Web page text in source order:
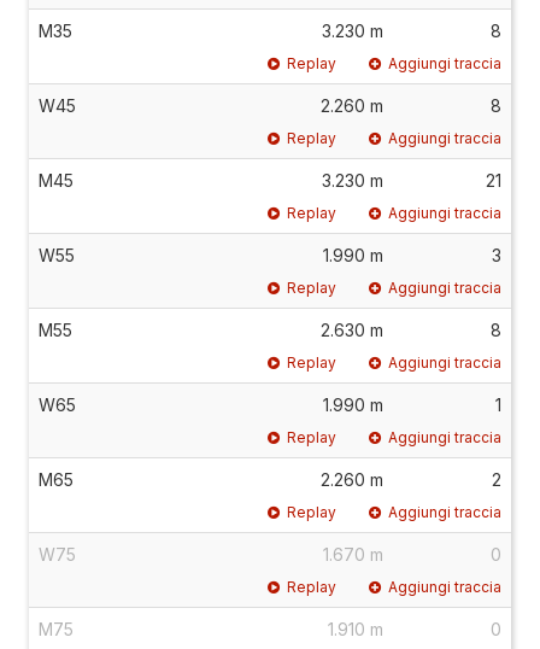
M35 3.230 m 8
Replay Aggiungi traccia
W45 2.260 m 8
Replay Aggiungi traccia
M45 3.230 m 21
Replay Aggiungi traccia
W55 1.990 m 3
Replay Aggiungi traccia
M55 2.630 m 8
Replay Aggiungi traccia
W65 1.990 m 1
Replay Aggiungi traccia
M65 2.260 m 2
Replay Aggiungi traccia
W75 1.670 m 0
Replay Aggiungi traccia
M75 1.910 m 0